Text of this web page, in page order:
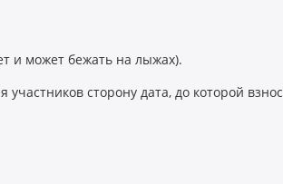
и может бежать на лыжах).
сторону дата, до которой взнос